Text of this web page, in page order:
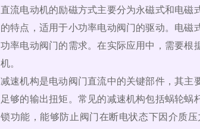
直流电动机的励磁方式主要分为永磁式和电
的特点，适用于小功率电动阀门的驱动。电
功率电动阀门的需求。在实际应用中，需要根
机。
减速机构是电动阀门直流中的关键部件，其
足够的输出扭矩。常见的减速机构包括蜗轮
锁功能，能够防止阀门在断电状态下因介质